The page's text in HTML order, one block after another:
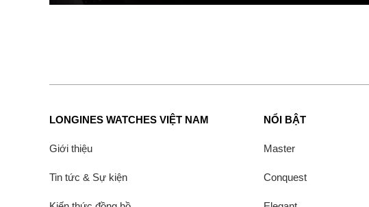
LONGINES WATCHES VIỆT NAM
Giới thiệu
Tin tức & Sự kiện
NỔI BẬT
Master
Conquest